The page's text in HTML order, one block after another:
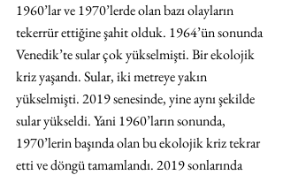
1960’lar ve 1970’lerde olan bazı olayların
tekerrür ettiğine şahit olduk. 1964’ün sonunda
Venedik’te sular çok yükselmişti. Bir ekolojik
kriz yaşandı. Sular, iki metreye yakın
yükselmişti. 2019 senesinde, yine aynı şekilde
sular yükseldi. Yani 1960’ların sonunda,
1970’lerin başında olan bu ekolojik kriz tekrar
etti ve döngü tamamlandı. 2019 sonlarında